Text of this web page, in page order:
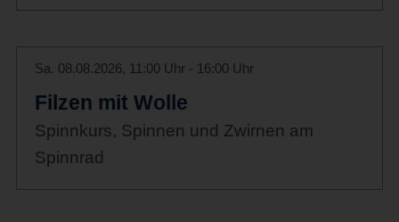
Sa. 08.08.2026, 11:00 Uhr - 16:00 Uhr
Filzen mit Wolle
Spinnkurs, Spinnen und Zwirnen am
Spinnrad